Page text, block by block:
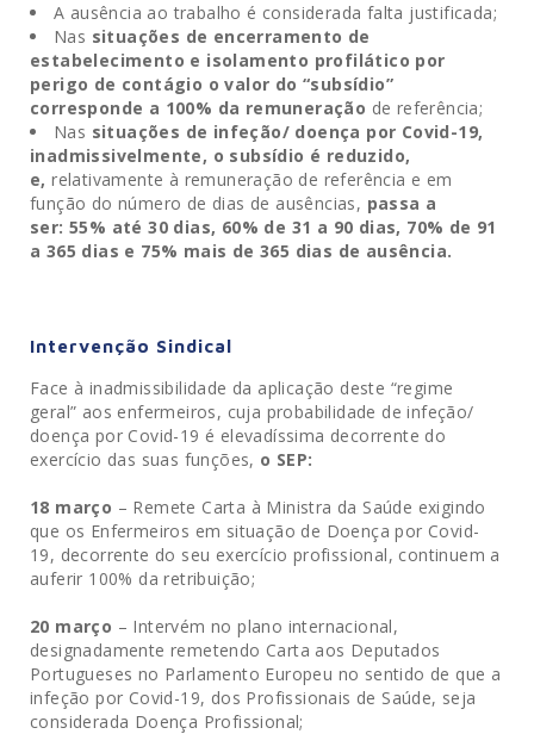
A ausência ao trabalho é considerada falta justificada;
Nas situações de encerramento de
estabelecimento e isolamento profilático por
perigo de contágio o valor do “subsídio”
corresponde a 100% da remuneração de referência;
Nas situações de infeção/ doença por Covid-19,
inadmissivelmente, o subsídio é reduzido,
e,relativamente à remuneração de referência e em
função do número de dias de ausências, passa a
ser: 55% até 30 dias, 60% de 31 a 90 dias, 70% de 91
a 365 dias e 75% mais de 365 dias de ausência.
Intervenção Sindical
Face à inadmissibilidade da aplicação deste “regime
geral” aos enfermeiros, cuja probabilidade de infeção/
doença por Covid-19 é elevadíssima decorrente do
exercício das suas funções, o SEP:
18 março – Remete Carta à Ministra da Saúde exigindo
que os Enfermeiros em situação de Doença por Covid-
19, decorrente do seu exercício profissional, continuem a
auferir 100% da retribuição;
20 março – Intervém no plano internacional,
designadamente remetendo Carta aos Deputados
Portugueses no Parlamento Europeu no sentido de que a
infeção por Covid-19, dos Profissionais de Saúde, seja
considerada Doença Profissional;